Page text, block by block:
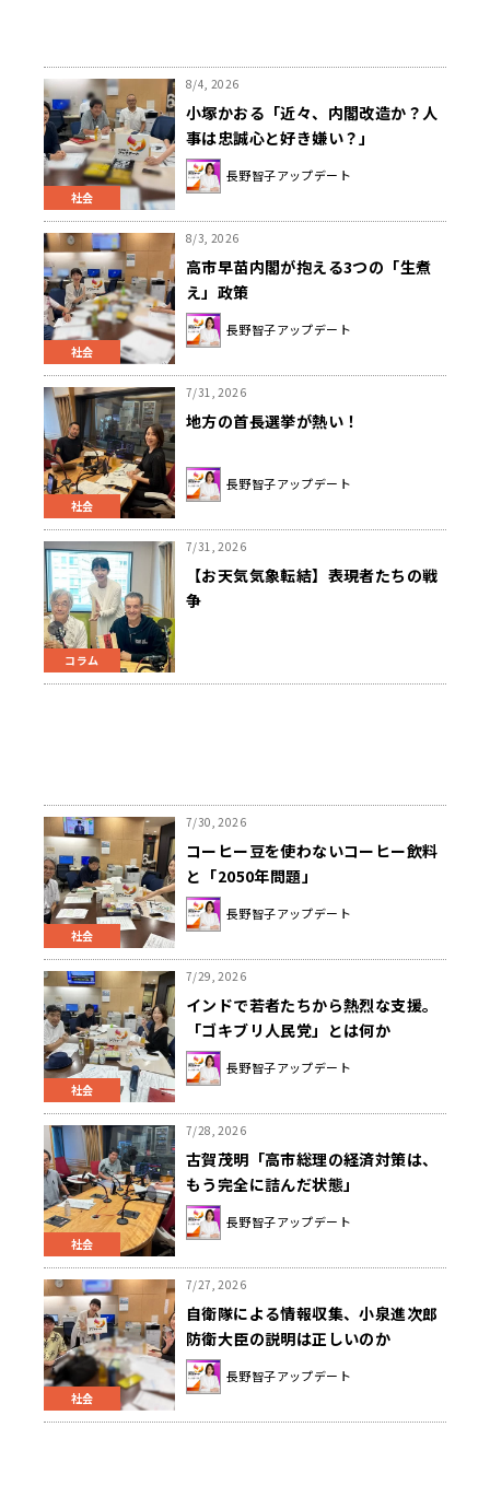
社会
8/4, 2026
小塚かおる「近々、内閣改造か？人
事は忠誠心と好き嫌い？」
長野智子アップデート
社会
8/3, 2026
高市早苗内閣が抱える3つの「生煮
え」政策
長野智子アップデート
社会
7/31, 2026
地方の首長選挙が熱い！
長野智子アップデート
コラム
7/31, 2026
【お天気気象転結】表現者たちの戦
争
社会
7/30, 2026
コーヒー豆を使わないコーヒー飲料
と「2050年問題」
長野智子アップデート
社会
7/29, 2026
インドで若者たちから熱烈な支援。
「ゴキブリ人民党」とは何か
長野智子アップデート
社会
7/28, 2026
古賀茂明「高市総理の経済対策は、
もう完全に詰んだ状態」
長野智子アップデート
社会
7/27, 2026
自衛隊による情報収集、小泉進次郎
防衛大臣の説明は正しいのか
長野智子アップデート